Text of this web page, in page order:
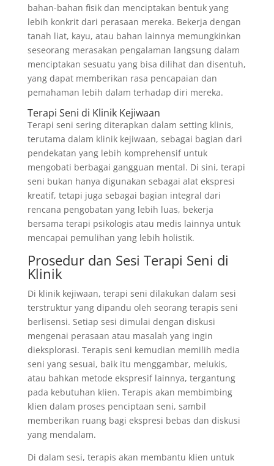
bahan-bahan fisik dan menciptakan bentuk yang
lebih konkrit dari perasaan mereka. Bekerja dengan
tanah liat, kayu, atau bahan lainnya memungkinkan
seseorang merasakan pengalaman langsung dalam
menciptakan sesuatu yang bisa dilihat dan disentuh,
yang dapat memberikan rasa pencapaian dan
pemahaman lebih dalam terhadap diri mereka.
Terapi Seni di Klinik Kejiwaan
Terapi seni sering diterapkan dalam setting klinis,
terutama dalam klinik kejiwaan, sebagai bagian dari
pendekatan yang lebih komprehensif untuk
mengobati berbagai gangguan mental. Di sini, terapi
seni bukan hanya digunakan sebagai alat ekspresi
kreatif, tetapi juga sebagai bagian integral dari
rencana pengobatan yang lebih luas, bekerja
bersama terapi psikologis atau medis lainnya untuk
mencapai pemulihan yang lebih holistik.
Prosedur dan Sesi Terapi Seni di
Klinik
Di klinik kejiwaan, terapi seni dilakukan dalam sesi
terstruktur yang dipandu oleh seorang terapis seni
berlisensi. Setiap sesi dimulai dengan diskusi
mengenai perasaan atau masalah yang ingin
dieksplorasi. Terapis seni kemudian memilih media
seni yang sesuai, baik itu menggambar, melukis,
atau bahkan metode ekspresif lainnya, tergantung
pada kebutuhan klien. Terapis akan membimbing
klien dalam proses penciptaan seni, sambil
memberikan ruang bagi ekspresi bebas dan diskusi
yang mendalam.
Di dalam sesi, terapis akan membantu klien untuk